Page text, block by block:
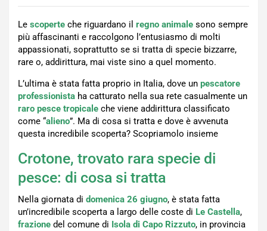
Le scoperte che riguardano il regno animale sono sempre
più affascinanti e raccolgono l’entusiasmo di molti
appassionati, soprattutto se si tratta di specie bizzarre,
rare o, addirittura, mai viste sino a quel momento.
L’ultima è stata fatta proprio in Italia, dove un pescatore
professionista ha catturato nella sua rete casualmente un
raro pesce tropicale che viene addirittura classificato
come “alieno”. Ma di cosa si tratta e dove è avvenuta
questa incredibile scoperta? Scopriamolo insieme
Crotone, trovato rara specie di
pesce: di cosa si tratta
Nella giornata di domenica 26 giugno, è stata fatta
un’incredibile scoperta a largo delle coste di Le Castella,
frazione del comune di Isola di Capo Rizzuto, in provincia